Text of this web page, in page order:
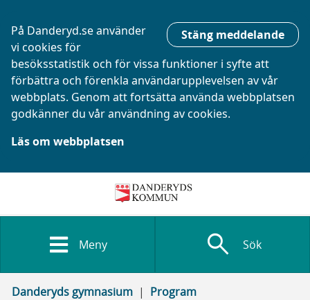
Stäng meddelande
På Danderyd.se använder
vi cookies för
besöksstatistik och för vissa funktioner i syfte att
förbättra och förenkla användarupplevelsen av vår
webbplats. Genom att fortsätta använda webbplatsen
godkänner du vår användning av cookies.
Läs om webbplatsen
Meny search Sök
Danderyds gymnasium
Program